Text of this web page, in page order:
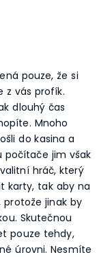
pouze, že si
z vás profík.
dlouhý čas
Mnoho
do kasina a
počítače jim však
hráč, který
karty, tak aby na
protože jinak by
Skutečnou
pouze tehdy,
úrovni. Nesmíte